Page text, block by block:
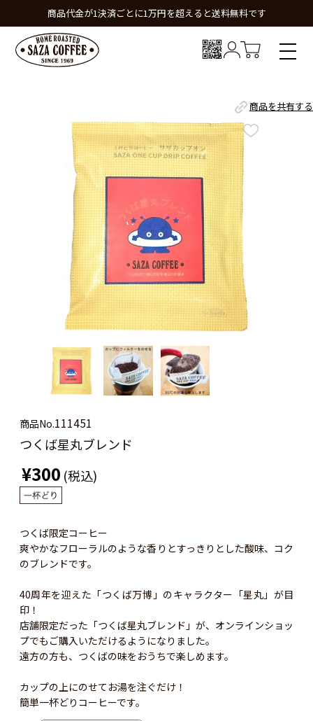
商品代金が1決済ごとに1万円を超えると送料無料です
商品を共有する
商品No.111451
つくば星丸ブレンド
¥300 (税込)
つくば限定コーヒー
爽やかなフローラルのような香りとすっきりとした酸味、コク
のブレンドです。
40周年を迎えた「つくば万博」のキャラクター「星丸」が目
印！
店舗限定だった「つくば星丸ブレンド」が、オンラインショッ
プでもご購入いただけるようになりました。
遠方の方も、つくばの味をおうちで楽しめます。
カップの上にのせてお湯を注ぐだけ！
簡単一杯どりコーヒーです。